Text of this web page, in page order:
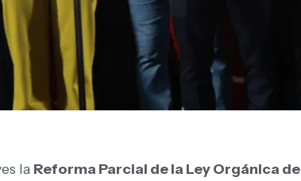
la Reforma Parcial de la Ley Orgánica de